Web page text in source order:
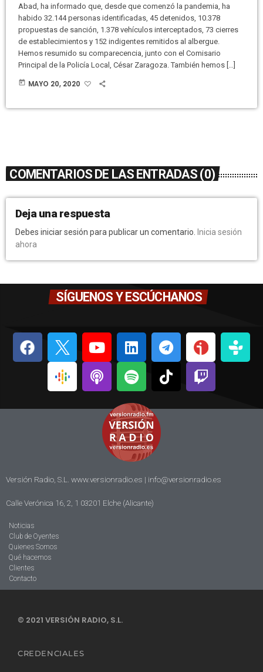
Abad, ha informado que, desde que comenzó la pandemia, ha
habido 32.144 personas identificadas, 45 detenidos, 10.378
propuestas de sanción, 1.378 vehículos interceptados, 73 cierres
de establecimientos y 152 indigentes remitidos al albergue.
Hemos resumido su comparecencia, junto con el Comisario
Principal de la Policía Local, César Zaragoza. También hemos […]
today MAYO 20, 2020
COMENTARIOS DE LAS ENTRADAS (0)
Deja una respuesta
Debes iniciar sesión para publicar un comentario.
Inicia sesión
ahora
SÍGUENOS Y ESCÚCHANOS
Versión Radio, S.L. www.versionradio.es | info@versionradio.es
Calle Verónica 16, 2, 1 03201 Elche (Alicante)
Noticias
Club de Oyentes
Quienes Somos
Qué hacemos
Clientes
Contacto
© 2021 VERSIÓN RADIO, S.L.
CREDENCIALES